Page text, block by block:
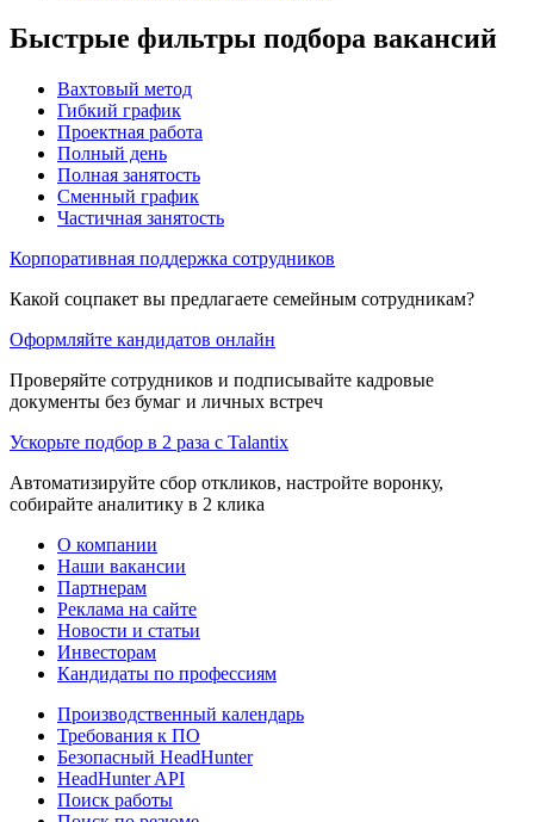
Быстрые фильтры подбора вакансий
Вахтовый метод
Гибкий график
Проектная работа
Полный день
Полная занятость
Сменный график
Частичная занятость
Корпоративная поддержка сотрудников
Какой соцпакет вы предлагаете семейным сотрудникам?
Оформляйте кандидатов онлайн
Проверяйте сотрудников и подписывайте кадровые
документы без бумаг и личных встреч
Ускорьте подбор в 2 раза с Talantix
Автоматизируйте сбор откликов, настройте воронку,
собирайте аналитику в 2 клика
О компании
Наши вакансии
Партнерам
Реклама на сайте
Новости и статьи
Инвесторам
Кандидаты по профессиям
Производственный календарь
Требования к ПО
Безопасный HeadHunter
HeadHunter API
Поиск работы